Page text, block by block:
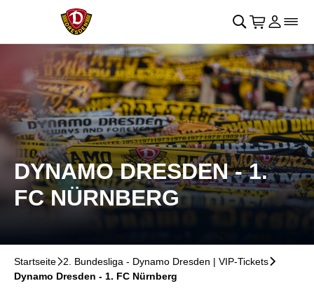
Navigation überspringen
􀊫 􀍩 Login
􀉩􀌇
DYNAMO DRESDEN - 1.
FC NÜRNBERG
Startseite􀆊2. Bundesliga - Dynamo Dresden | VIP-Tickets􀆊
Dynamo Dresden - 1. FC Nürnberg